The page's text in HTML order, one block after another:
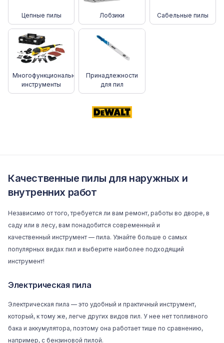
Цепные пилы Лобзики Сабельные пилы
Многофункциональные
инструменты
Принадлежности
для пил
Качественные пилы для наружных и
внутренних работ
Независимо от того, требуется ли вам ремонт, работы во дворе, в
саду или в лесу, вам понадобится современный и
качественный инструмент — пила. Узнайте больше о самых
популярных видах пил и выберите наиболее подходящий
инструмент!
Электрическая пила
Электрическая пила — это удобный и практичный инструмент,
который, к тому же, легче других видов пил. У нее нет топливного
бака и аккумулятора, поэтому она работает тише по сравнению,
например, с бензиновой пилой.